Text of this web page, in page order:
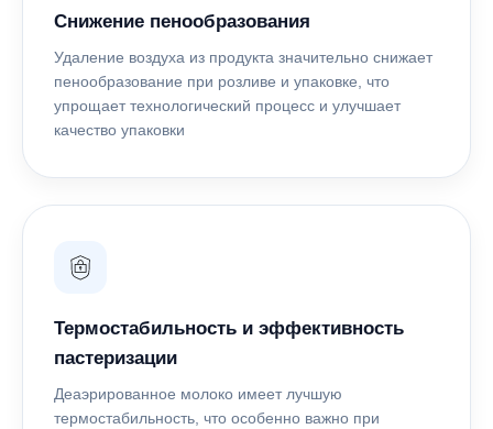
Снижение пенообразования
Удаление воздуха из продукта значительно снижает
пенообразование при розливе и упаковке, что
упрощает технологический процесс и улучшает
качество упаковки
Термостабильность и эффективность
пастеризации
Деаэрированное молоко имеет лучшую
термостабильность, что особенно важно при